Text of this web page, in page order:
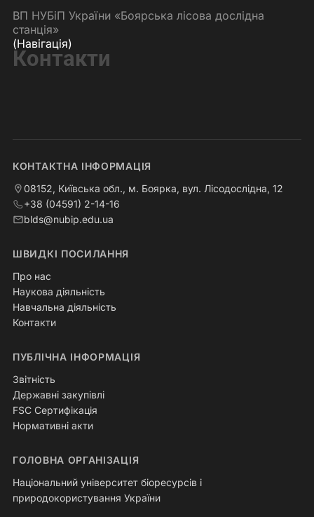
ВП НУБіП України «Боярська лісова дослідна
станція»
(Навігація)
Контакти
КОНТАКТНА ІНФОРМАЦІЯ
08152, Київська обл., м. Боярка, вул. Лісодослідна, 12
+38 (04591) 2-14-16
blds@nubip.edu.ua
ШВИДКІ ПОСИЛАННЯ
Про нас
Наукова діяльність
Навчальна діяльність
Контакти
ПУБЛІЧНА ІНФОРМАЦІЯ
Звітність
Державні закупівлі
FSC Сертифікація
Нормативні акти
ГОЛОВНА ОРГАНІЗАЦІЯ
Національний університет біоресурсів і
природокористування України